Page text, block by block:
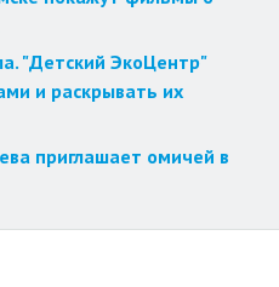
"Детский ЭкоЦентр"
и раскрывать их
приглашает омичей в